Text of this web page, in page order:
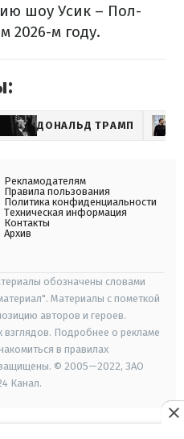
шоу Усик – Пол-
2026-м году.
ДОНАЛЬД ТРАМП
Рекламодателям
Правила пользования
Политика конфиденциальности
Техническая информация
Контакты
Архив
обозначены словами
Материалы с пометкой
авторов и героев.
взглядов. Подробнее о рекламе
в правилах
защищены. © 2005—2022, ЗАО
Канал.